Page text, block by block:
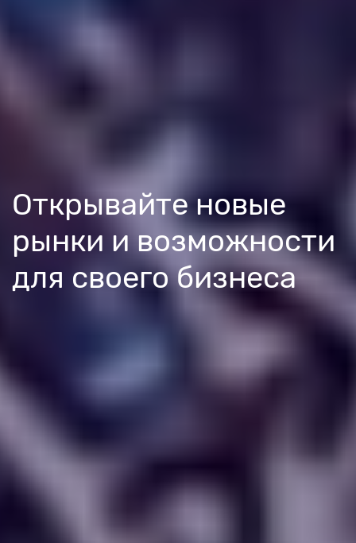
Открывайте новые
рынки и возможности
для своего бизнеса